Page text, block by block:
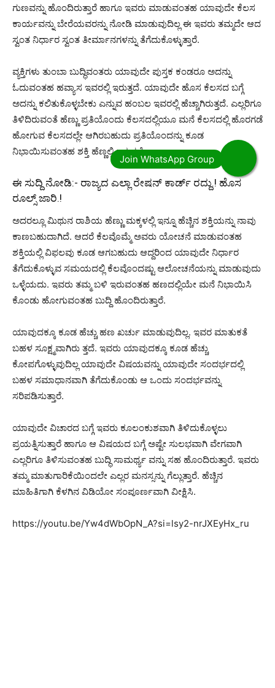
ಗುಣವನ್ನು ಹೊಂದಿರುತ್ತಾರೆ ಹಾಗೂ ಇವರು ಮಾಡುವಂತಹ ಯಾವುದೇ ಕೆಲಸ
ಕಾರ್ಯವನ್ನು ಬೇರೆಯವರನ್ನು ನೋಡಿ ಮಾಡುವುದಿಲ್ಲ ಈ ಇವರು ತಮ್ಮದೇ ಆದ
ಸ್ವಂತ ನಿರ್ಧಾರ ಸ್ವಂತ ತೀರ್ಮಾನಗಳನ್ನು ತೆಗೆದುಕೊಳ್ಳುತ್ತಾರೆ.
ವ್ಯಕ್ತಿಗಳು ತುಂಬಾ ಬುದ್ಧಿವಂತರು ಯಾವುದೇ ಪುಸ್ತಕ ಕಂಡರೂ ಅದನ್ನು
ಓದುವಂತಹ ಹವ್ಯಾಸ ಇವರಲ್ಲಿ ಇರುತ್ತದೆ. ಯಾವುದೇ ಹೊಸ ಕೆಲಸದ ಬಗ್ಗೆ
ಅದನ್ನು ಕಲಿತುಕೊಳ್ಳಬೇಕು ಎನ್ನುವ ಹಂಬಲ ಇವರಲ್ಲಿ ಹೆಚ್ಚಾಗಿರುತ್ತದೆ. ಎಲ್ಲರಿಗೂ
ತಿಳಿದಿರುವಂತೆ ಹೆಣ್ಣು ಪ್ರತಿಯೊಂದು ಕೆಲಸದಲ್ಲಿಯೂ ಮನೆ ಕೆಲಸದಲ್ಲಿ ಹೊರಗಡೆ
ಹೋಗುವ ಕೆಲಸದಲ್ಲೇ ಆಗಿರಬಹುದು ಪ್ರತಿಯೊಂದನ್ನು ಕೂಡ
ನಿಭಾಯಿಸುವಂತಹ ಶಕ್ತಿ ಹೆಣ್ಣಲ್ಲಿ ಇರುತ್ತದೆ.
ಈ ಸುದ್ದಿ ನೋಡಿ:- ರಾಜ್ಯದ ಎಲ್ಲಾ ರೇಷನ್ ಕಾರ್ಡ್ ರದ್ದು.! ಹೊಸ
ರೂಲ್ಸ್ ಜಾರಿ.!
ಅದರಲ್ಲೂ ಮಿಥುನ ರಾಶಿಯ ಹೆಣ್ಣು ಮಕ್ಕಳಲ್ಲಿ ಇನ್ನೂ ಹೆಚ್ಚಿನ ಶಕ್ತಿಯನ್ನು ನಾವು
ಕಾಣಬಹುದಾಗಿದೆ. ಆದರೆ ಕೆಲವೊಮ್ಮೆ ಅವರು ಯೋಚನೆ ಮಾಡುವಂತಹ
ಶಕ್ತಿಯಲ್ಲಿ ವಿಫಲವು ಕೂಡ ಆಗಬಹುದು ಆದ್ದರಿಂದ ಯಾವುದೇ ನಿರ್ಧಾರ
ತೆಗೆದುಕೊಳ್ಳುವ ಸಮಯದಲ್ಲಿ ಕೆಲವೊಂದಷ್ಟು ಆಲೋಚನೆಯನ್ನು ಮಾಡುವುದು
ಒಳ್ಳೆಯದು. ಇವರು ತಮ್ಮ ಬಳಿ ಇರುವಂತಹ ಹಣದಲ್ಲಿಯೇ ಮನೆ ನಿಭಾಯಿಸಿ
ಕೊಂಡು ಹೋಗುವಂತಹ ಬುದ್ದಿ ಹೊಂದಿರುತ್ತಾರೆ.
ಯಾವುದಕ್ಕೂ ಕೂಡ ಹೆಚ್ಚು ಹಣ ಖರ್ಚು ಮಾಡುವುದಿಲ್ಲ. ಇವರ ಮಾತುಕತೆ
ಬಹಳ ಸೂಕ್ಷ್ಮವಾಗಿರು ತ್ತದೆ. ಇವರು ಯಾವುದಕ್ಕೂ ಕೂಡ ಹೆಚ್ಚು
ಕೋಪಗೊಳ್ಳುವುದಿಲ್ಲ ಯಾವುದೇ ವಿಷಯವನ್ನು ಯಾವುದೇ ಸಂದರ್ಭದಲ್ಲಿ
ಬಹಳ ಸಮಾಧಾನವಾಗಿ ತೆಗೆದುಕೊಂಡು ಆ ಒಂದು ಸಂದರ್ಭವನ್ನು
ಸರಿಪಡಿಸುತ್ತಾರೆ.
ಯಾವುದೇ ವಿಚಾರದ ಬಗ್ಗೆ ಇವರು ಕೂಲಂಕುಶವಾಗಿ ತಿಳಿದುಕೊಳ್ಳಲು
ಪ್ರಯತ್ನಿಸುತ್ತಾರೆ ಹಾಗೂ ಆ ವಿಷಯದ ಬಗ್ಗೆ ಅಷ್ಟೇ ಸುಲಭವಾಗಿ ವೇಗವಾಗಿ
ಎಲ್ಲರಿಗೂ ತಿಳಿಸುವಂತಹ ಬುದ್ಧಿ ಸಾಮರ್ಥ್ಯ ವನ್ನು ಸಹ ಹೊಂದಿರುತ್ತಾರೆ. ಇವರು
ತಮ್ಮ ಮಾತುಗಾರಿಕೆಯಿಂದಲೇ ಎಲ್ಲರ ಮನಸ್ಸನ್ನು ಗೆಲ್ಲುತ್ತಾರೆ. ಹೆಚ್ಚಿನ
ಮಾಹಿತಿಗಾಗಿ ಕೆಳಗಿನ ವಿಡಿಯೋ ಸಂಪೂರ್ಣವಾಗಿ ವೀಕ್ಷಿಸಿ.
https://youtu.be/Yw4dWbOpN_A?si=lsy2-nrJXEyHx_ru